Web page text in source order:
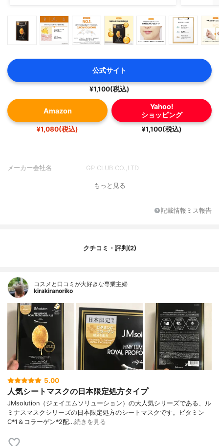
公式サイト
¥1,100(税込)
Amazon
¥1,080(税込)
Yahoo!
ショッピング
¥1,100(税込)
メーカー会社名 GP CLUB CO.,LTD
もっと見る
記載情報ミス報告
クチコミ・評判(2)
コスメと口コミが大好きな専業主婦
kirakiranoriko
5.00
人気シートマスクの日本限定処方タイプ
JMsolution（ジェイエムソリューション）の大人気シリーズである、ル
ミナスマスクシリーズの日本限定処方のシートマスクです。ビタミン
C*1＆コラーゲン*2配…続きを見る